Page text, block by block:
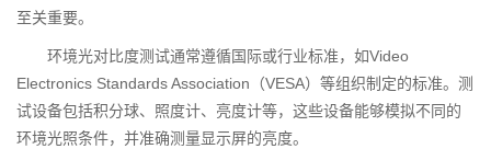
至关重要。
环境光对比度测试通常遵循国际或行业标准，如Video
Electronics Standards Association（VESA）等组织制定的标准。测
试设备包括积分球、照度计、亮度计等，这些设备能够模拟不同的
环境光照条件，并准确测量显示屏的亮度。